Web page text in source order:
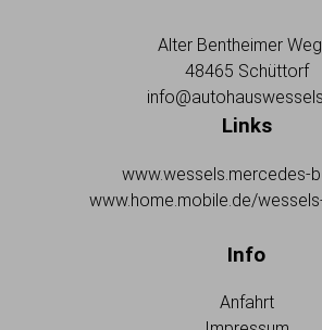
Alter Bentheimer
48465 Schüttorf
Links
www.wessels.mercedes-
www.home.mobile.de/
Info
Anfahrt